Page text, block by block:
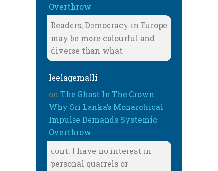
Overthrow
Readers, Democracy in Europe
may be more colourful and
diverse than what
leelagemalli
on The Ghost In The Crown:
Why Sri Lanka’s Monarchical
Impulse Demands Systemic
Overthrow
cont. I have no interest in
personal quarrels or